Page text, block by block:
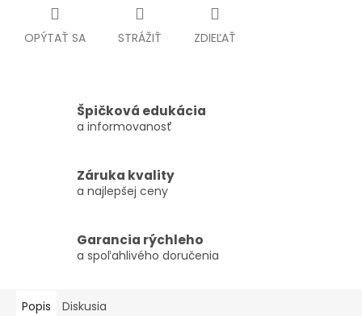
OPÝTAŤ SA STRÁŽIŤ ZDIEĽAŤ
Špičková edukácia
a informovanosť
Záruka kvality
a najlepšej ceny
Garancia rýchleho
a spoľahlivého doručenia
Popis Diskusia